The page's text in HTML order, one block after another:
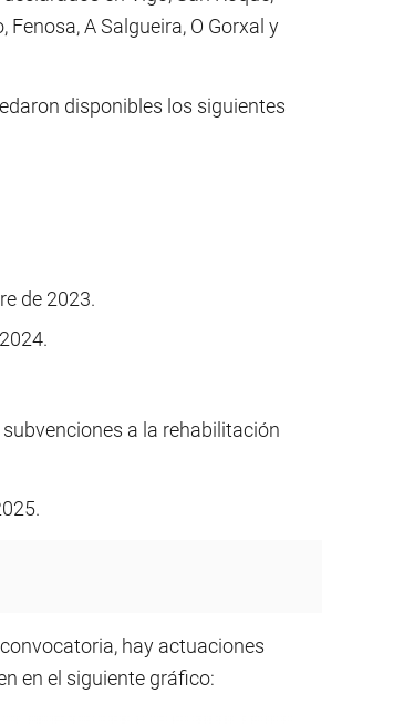
Fenosa, A Salgueira, O Gorxal y
disponibles los siguientes
de 2023.
a la rehabilitación
hay actuaciones
en el siguiente gráfico: